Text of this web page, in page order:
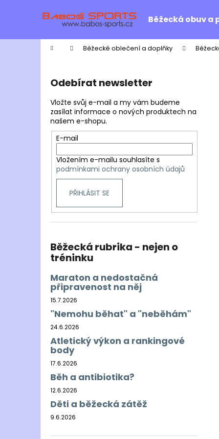
Běžecká obuv a
Domů Běžecké oblečení a doplňky
Odebírat newsletter
Vložte svůj e-mail a my vám budeme
zasílat informace o nových produktech na
našem e-shopu.
E-mail
Vložením e-mailu souhlasíte s
podmínkami ochrany osobních údajů
PŘIHLÁSIT SE
Běžecká rubrika - nejen o
tréninku
Maraton a nedostačná
připravenost na něj
15.7.2026
"Nemohu běhat" a "neběhám"
24.6.2026
Atletický výkon a rankingové
body
17.6.2026
Běh a antibiotika?
12.6.2026
Děti a běžecká zátěž
9.6.2026
í
do
do
BĚŽECKÁ BUNDA RONHILL EVERYDAY
899 Kč
Původně:1 200 Kč